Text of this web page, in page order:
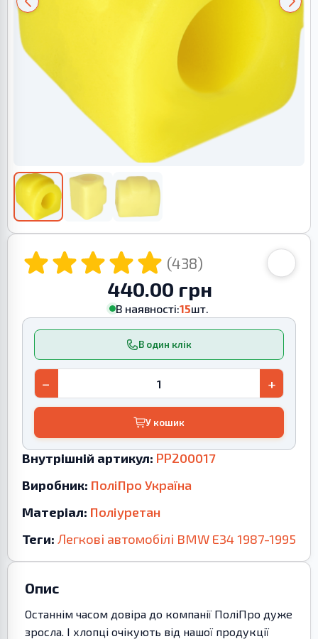
(438)
440.00 грн
В наявності:15шт.
В один клік
− +
У кошик
Внутрішній артикул: PP200017
Виробник: ПоліПро Україна
Матеріал: Поліуретан
Теги: Легкові автомобілі BMW E341987-1995
Опис
Останнім часом довіра до компанії ПоліПро дуже
зросла. І хлопці очікують від нашої продукції